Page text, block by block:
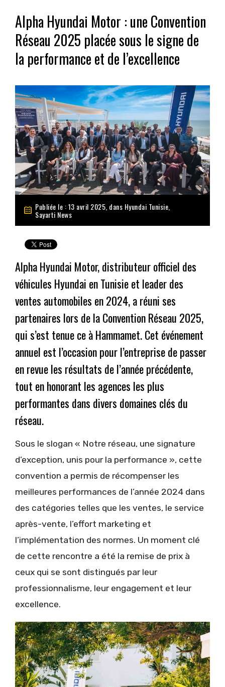
Alpha Hyundai Motor : une Convention
Réseau 2025 placée sous le signe de
la performance et de l’excellence
Publiée le : 13 avril 2025, dans Hyundai Tunisie
Sayarti News
Alpha Hyundai Motor, distributeur officiel des
véhicules Hyundai en Tunisie et leader des
ventes automobiles en 2024, a réuni ses
partenaires lors de la Convention Réseau 2025,
qui s’est tenue ce à Hammamet. Cet événement
annuel est l’occasion pour l’entreprise de passer
en revue les résultats de l’année précédente,
tout en honorant les agences les plus
performantes dans divers domaines clés du
réseau.
Sous le slogan « Notre réseau, une signature
d’exception, unis pour la performance », cette
convention a permis de récompenser les
meilleures performances de l’année 2024 dans
des catégories telles que les ventes, le service
après-vente, l’effort marketing et
l’implémentation des normes. Un moment clé
de cette rencontre a été la remise de prix à
ceux qui se sont distingués par leur
professionnalisme, leur engagement et leur
excellence.